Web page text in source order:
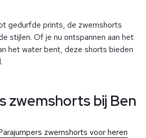
gedurfde prints, de zwemshorts
stijlen. Of je nu ontspannen aan het
het water bent, deze shorts bieden
zwemshorts bij Ben
zwemshorts voor heren